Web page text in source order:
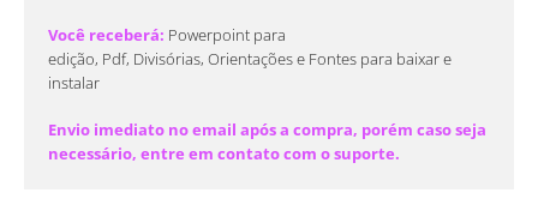
Você receberá: Powerpoint para
edição, Pdf, Divisórias, Orientações e Fontes para baixar e
instalar
Envio imediato no email após a compra, porém caso seja
necessário, entre em contato com o suporte.